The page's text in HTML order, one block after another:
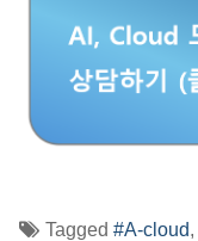
Tagged #A-cloud,